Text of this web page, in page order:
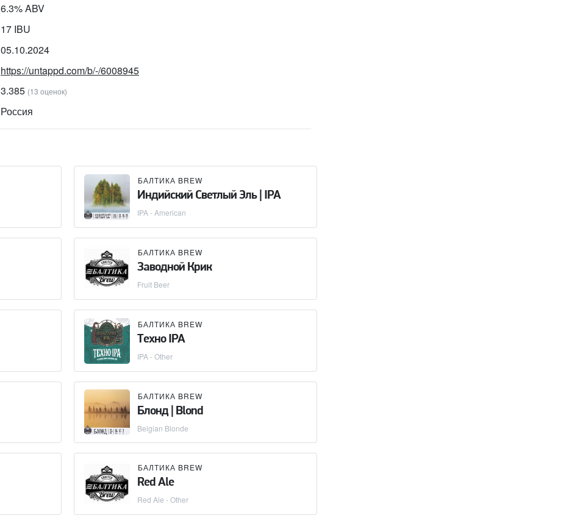
6.3% ABV
17 IBU
05.10.2024
https://untappd.com/b/-/6008945
3.385 (13 оценок)
Россия
БАЛТИКА BREW
Индийский Светлый Эль | IPA
IPA - American
БАЛТИКА BREW
Заводной Крик
Fruit Beer
БАЛТИКА BREW
Техно IPA
IPA - Other
БАЛТИКА BREW
Блонд | Blond
Belgian Blonde
БАЛТИКА BREW
Red Ale
Red Ale - Other